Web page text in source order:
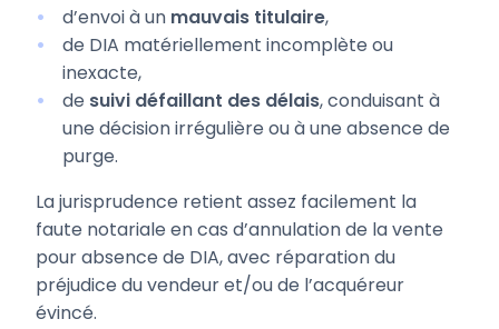
d’envoi à un mauvais titulaire,
de DIA matériellement incomplète ou
inexacte,
de suivi défaillant des délais, conduisant à
une décision irrégulière ou à une absence de
purge.
La jurisprudence retient assez facilement la
faute notariale en cas d’annulation de la vente
pour absence de DIA, avec réparation du
préjudice du vendeur et/ou de l’acquéreur
évincé.